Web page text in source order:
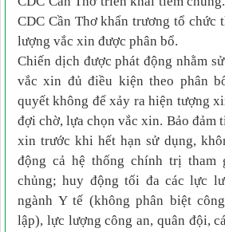
CDC Cần Thơ khẩn trương tổ chức
lượng vắc xin được phân bổ.
Chiến dịch được phát động nhằm
vắc xin đủ điều kiện theo phân
quyết không để xảy ra hiện tượng
đợi chờ, lựa chọn vắc xin. Bảo đảm
xin trước khi hết hạn sử dụng,
động cả hệ thống chính trị tham
chủng; huy động tối đa các lực
ngành Y tế (không phân biệt
lập), lực lượng công an, quân đội,